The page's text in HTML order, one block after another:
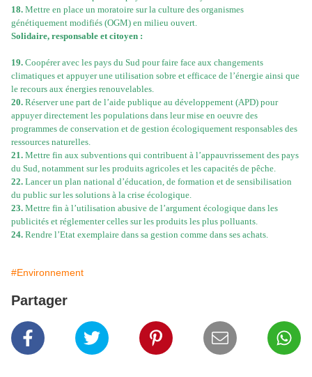
18. Mettre en place un moratoire sur la culture des organismes
génétiquement modifiés (OGM) en milieu ouvert.
Solidaire, responsable et citoyen :
19. Coopérer avec les pays du Sud pour faire face aux changements
climatiques et appuyer une utilisation sobre et efficace de l’énergie ainsi que
le recours aux énergies renouvelables.
20. Réserver une part de l’aide publique au développement (APD) pour
appuyer directement les populations dans leur mise en oeuvre des
programmes de conservation et de gestion écologiquement responsables des
ressources naturelles.
21. Mettre fin aux subventions qui contribuent à l’appauvrissement des pays
du Sud, notamment sur les produits agricoles et les capacités de pêche.
22. Lancer un plan national d’éducation, de formation et de sensibilisation
du public sur les solutions à la crise écologique.
23. Mettre fin à l’utilisation abusive de l’argument écologique dans les
publicités et réglementer celles sur les produits les plus polluants.
24. Rendre l’Etat exemplaire dans sa gestion comme dans ses achats.
#Environnement
Partager